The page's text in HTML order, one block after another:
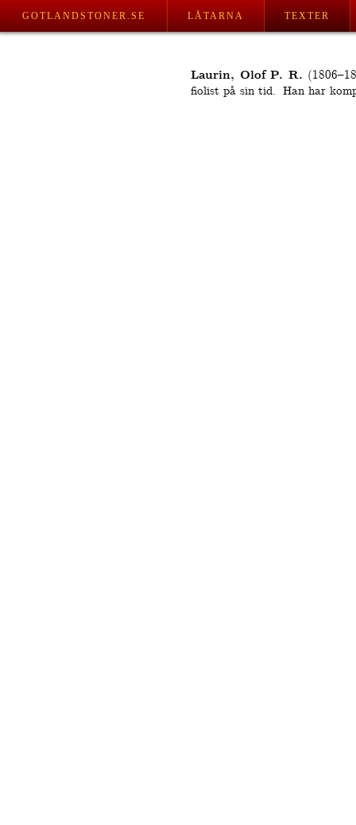
GOTLANDSTONER.SE LÅTARNA TEXTER
Laurin, Olof P. R.
fiolist på sin tid. Han har